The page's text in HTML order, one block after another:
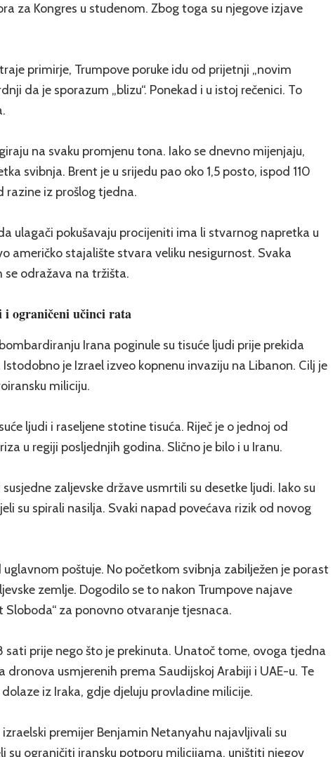
za Kongres u studenom. Zbog toga su njegove izjave
primirje, Trumpove poruke idu od prijetnji „novim
da je sporazum „blizu“. Ponekad i u istoj rečenici. To
na svaku promjenu tona. Iako se dnevno mijenjaju,
svibnja. Brent je u srijedu pao oko 1,5 posto, ispod 110
razine iz prošlog tjedna.
ulagači pokušavaju procijeniti ima li stvarnog napretka u
američko stajalište stvara veliku nesigurnost. Svaka
odražava na tržišta.
ograničeni učinci rata
Irana poginule su tisuće ljudi prije prekida
je Izrael izveo kopnenu invaziju na Libanon. Cilj je
miliciju.
ljudi i raseljene stotine tisuća. Riječ je o jednoj od
u regiji posljednjih godina. Slično je bilo i u Iranu.
zaljevske države usmrtili su desetke ljudi. Iako su
su spirali nasilja. Svaki napad povećava rizik od novog
uglavnom poštuje. No početkom svibnja zabilježen je porast
zemlje. Dogodilo se to nakon Trumpove najave
Sloboda“ za ponovno otvaranje tjesnaca.
sati prije nego što je prekinuta. Unatoč tome, ovoga tjedna
dronova usmjerenih prema Saudijskoj Arabiji i UAE-u. Te
iz Iraka, gdje djeluju provladine milicije.
premijer Benjamin Netanyahu najavljivali su
su ograničiti iransku potporu milicijama, uništiti njegov